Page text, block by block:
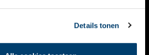
Details tonen